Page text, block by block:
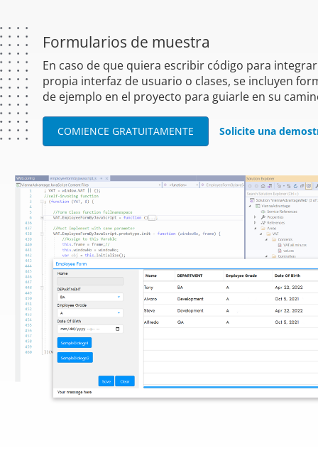
Formularios de muestra
En caso de que quiera escribir código para
propia interfaz de usuario o clases, se incluyen
de ejemplo en el proyecto para guiarle en su
COMIENCE GRATUITAMENTE Solicite una